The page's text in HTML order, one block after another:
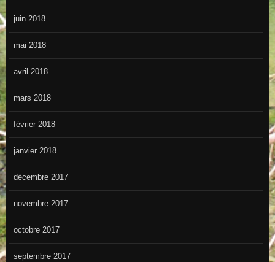
juin 2018
mai 2018
avril 2018
mars 2018
février 2018
janvier 2018
décembre 2017
novembre 2017
octobre 2017
septembre 2017